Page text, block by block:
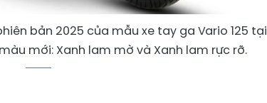
bản 2025 của mẫu xe tay ga Vario 125 tại
mới: Xanh lam mờ và Xanh lam rực rỡ.